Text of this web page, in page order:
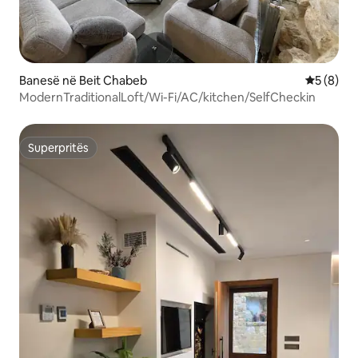
Banesë në Beit Chabeb
5 (8)
ModernTraditionalLoft/Wi-Fi/AC/kitchen/SelfCheckin
Superpritës
Superpritës